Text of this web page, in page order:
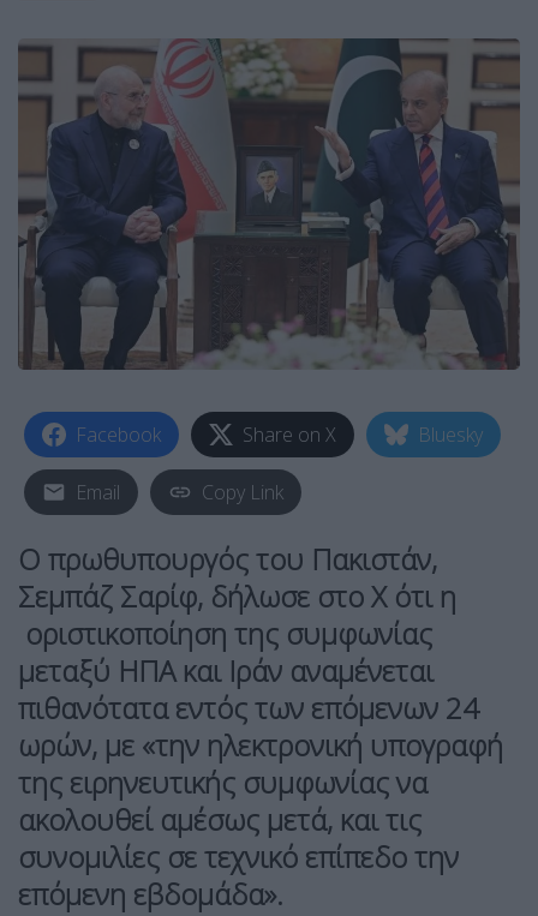
Facebook Share on X Bluesky
Email Copy Link
Ο πρωθυπουργός του Πακιστάν,
Σεμπάζ Σαρίφ, δήλωσε στο X ότι η
οριστικοποίηση της συμφωνίας
μεταξύ ΗΠΑ και Ιράν αναμένεται
πιθανότατα εντός των επόμενων 24
ωρών, με «την ηλεκτρονική υπογραφή
της ειρηνευτικής συμφωνίας να
ακολουθεί αμέσως μετά, και τις
συνομιλίες σε τεχνικό επίπεδο την
επόμενη εβδομάδα».